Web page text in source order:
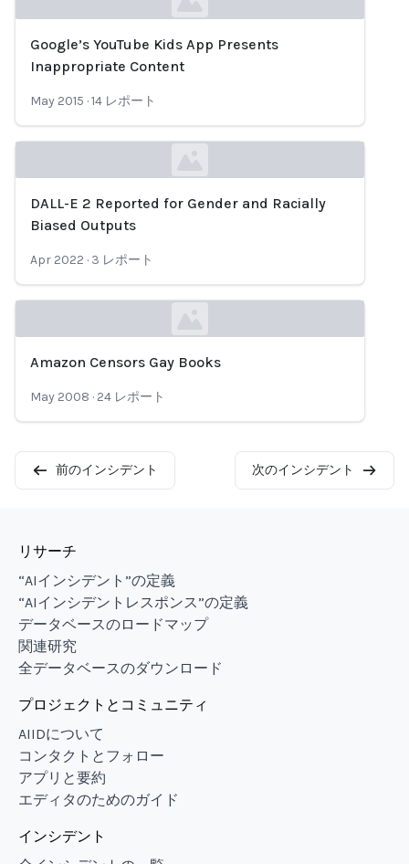
Loading...
Google’s YouTube Kids App Presents
Inappropriate Content
May 2015 ·14 レポート
Loading...
DALL-E 2 Reported for Gender and Racially
Biased Outputs
Apr 2022 · 3 レポート
Amazon Censors Gay Books
May 2008 · 24 レポート
前のインシデント 次のインシデント
リサーチ
“AIインシデント”の定義
“AIインシデントレスポンス”の定義
データベースのロードマップ
関連研究
全データベースのダウンロード
プロジェクトとコミュニティ
AIIDについて
コンタクトとフォロー
アプリと要約
エディタのためのガイド
インシデント